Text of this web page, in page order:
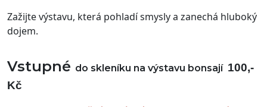
Zažijte výstavu, která pohladí smysly a zanechá hluboký
dojem.
Vstupné do skleníku na výstavu bonsají 100,-
Kč